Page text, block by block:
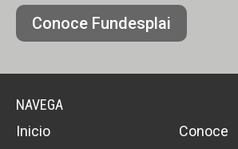
Conoce Fundesplai
NAVEGA
Inicio
Conoce